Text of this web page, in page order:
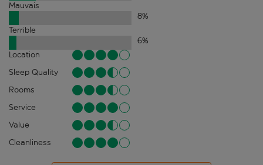
Mauvais
8%
Terrible
6%
Location
Sleep Quality
Rooms
Service
Value
Cleanliness